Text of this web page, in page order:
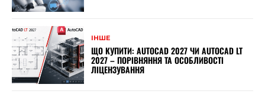
ІНШЕ
ЩО КУПИТИ: AUTOCAD 2027 ЧИ AUTOCAD LT
2027 – ПОРІВНЯННЯ ТА ОСОБЛИВОСТІ
ЛІЦЕНЗУВАННЯ